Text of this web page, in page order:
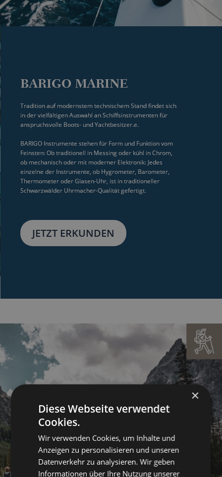
BARIGO MARINE
Tradition auf modernstem technischem Stand findet sich
in der vielfältigen Auswahl an Schiffsinstrumenten für
anspruchsvolle Boots- und Yachtbesitzer.e.
BARIGO Instrumente stehen für Form und Funktion vom
Feinsten: Ob traditionell in Messing oder kühl in Chrom,
ob mechanisch oder mit moderner Elektronik: Jedes
einzelne der Instrumente, ob Hygrometer, Barometer,
Thermometer oder Glasen-Uhr, ist in traditioneller
Schwarzwälder Uhrmacher-Qualität gefertigt.
JETZT ERKUNDEN
×
Diese Webseite verwendet
Cookies.
Wir verwenden Cookies, um Inhalte und
Anzeigen zu personalisieren und unseren
Datenverkehr zu analysieren. Wir geben
Informationen über Ihre Nutzung unserer